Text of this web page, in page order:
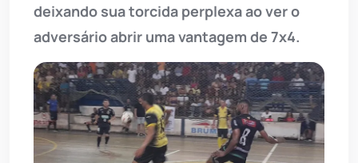
deixando sua torcida perplexa ao ver o
adversário abrir uma vantagem de 7x4.